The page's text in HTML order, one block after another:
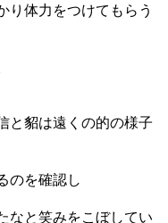
り体力をつけてもらう
と貂は遠くの的の様子
のを確認し
なと笑みをこぼしてい